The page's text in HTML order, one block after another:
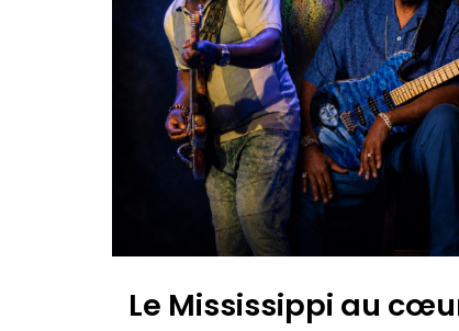
Le Mississippi au